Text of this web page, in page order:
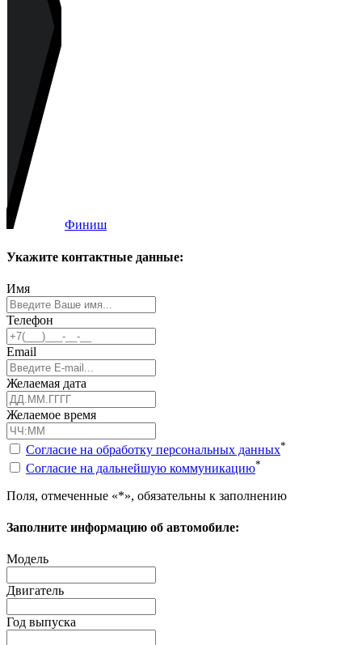
Финиш
Укажите контактные данные:
Имя
Телефон
Email
Желаемая дата
Желаемое время
Согласие на обработку персональных данных*
Согласие на дальнейшую коммуникацию*
Поля, отмеченные «*», обязательны к заполнению
Заполните информацию об автомобиле:
Модель
Двигатель
Год выпуска